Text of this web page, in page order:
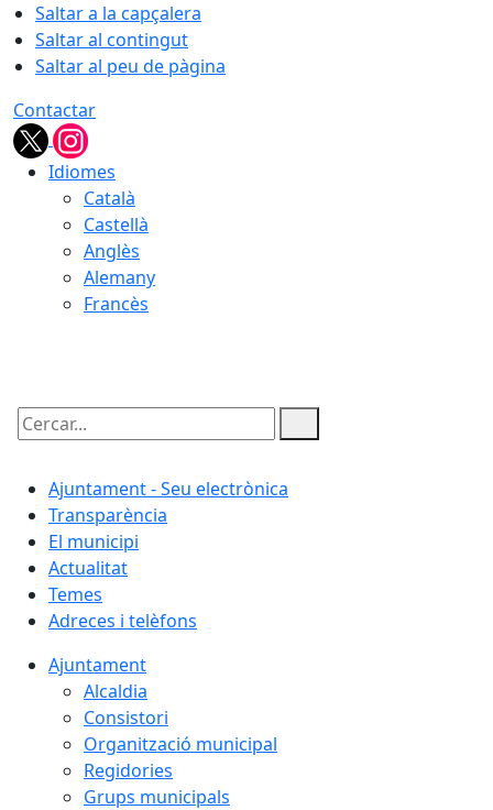
Saltar a la capçalera
Saltar al contingut
Saltar al peu de pàgina
Contactar
Idiomes
Català
Castellà
Anglès
Alemany
Francès
Cercar:
Ajuntament - Seu electrònica
Transparència
El municipi
Actualitat
Temes
Adreces i telèfons
Ajuntament
Alcaldia
Consistori
Organització municipal
Regidories
Grups municipals